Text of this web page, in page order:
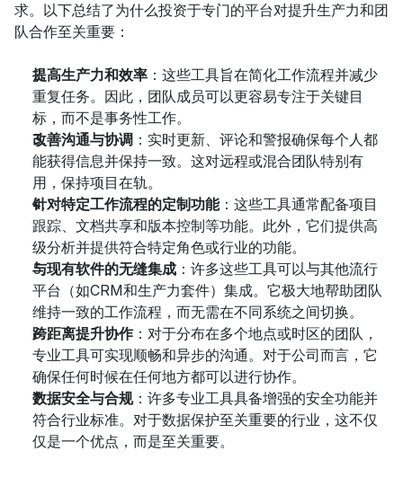
求。以下总结了为什么投资于专门的平台对提升生产力和团
队合作至关重要：
提高生产力和效率 ：这些工具旨在简化工作流程并减少
重复任务。因此，团队成员可以更容易专注于关键目
标，而不是事务性工作。
改善沟通与协调 ：实时更新、评论和警报确保每个人都
能获得信息并保持一致。这对远程或混合团队特别有
用，保持项目在轨。
针对特定工作流程的定制功能：这些工具通常配备项目
跟踪、文档共享和版本控制等功能。此外，它们提供高
级分析并提供符合特定角色或行业的功能。
与现有软件的无缝集成 ：许多这些工具可以与其他流行
平台（如CRM和生产力套件）集成。它极大地帮助团队
维持一致的工作流程，而无需在不同系统之间切换。
跨距离提升协作：对于分布在多个地点或时区的团队，
专业工具可实现顺畅和异步的沟通。对于公司而言，它
确保任何时候在任何地方都可以进行协作。
数据安全与合规：许多专业工具具备增强的安全功能并
符合行业标准。对于数据保护至关重要的行业，这不仅
仅是一个优点，而是至关重要。